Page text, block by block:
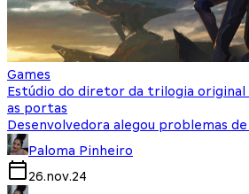
Games
Estúdio do diretor da trilogia
as portas
Desenvolvedora alegou problemas
Paloma Pinheiro
26.nov.24